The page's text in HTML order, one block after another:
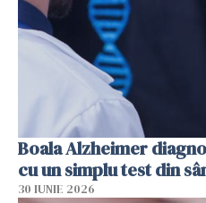
Boala Alzheimer
cu un simplu test din
30 IUNIE 2026